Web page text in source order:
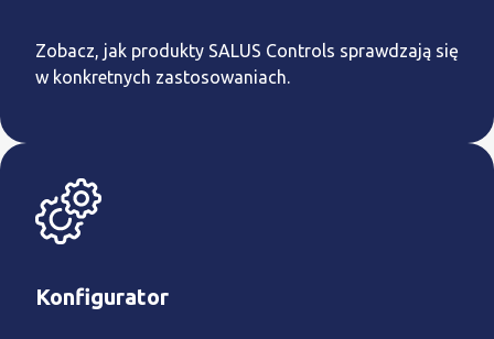
Zobacz, jak produkty SALUS Controls sprawdzają się
w konkretnych zastosowaniach.
Konfigurator